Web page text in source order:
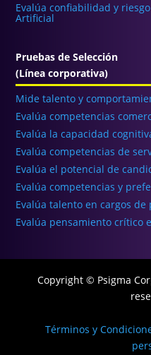
Evalúa confiabilidad y
Artificial
Pruebas de Selección
(Línea corporativa)
Mide talento y
Evalúa competencias
Evalúa la capacidad
Evalúa competencias de
Evalúa el potencial de
Evalúa competencias y
Evalúa talento en cargos
Evalúa pensamiento crítico
Copyright © Psigma
Términos y